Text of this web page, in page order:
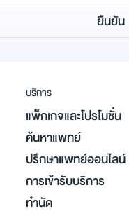
ยืนยัน
บริการ
แพ็กเกจและโปรโมชั่น
ค้นหาแพทย์
ปรึกษาแพทย์ออนไลน์
การเข้ารับบริการ
ทำนัด